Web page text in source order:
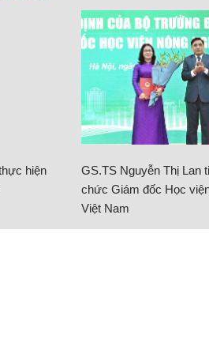
hiện
GS.TS Nguyễn Thị Lan
chức Giám đốc Học
Việt Nam